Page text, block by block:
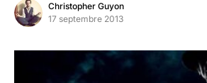
Christopher Guyon
17 septembre 2013